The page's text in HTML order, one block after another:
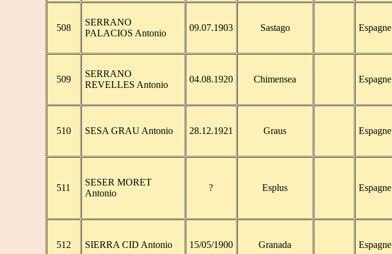
508
SERRANO
PALACIOS Antonio
09.07.1903 Sastago Espagne
509
SERRANO
REVELLES Antonio
04.08.1920 Chimensea Espagne
510 SESA GRAU Antonio 28.12.1921 Graus Espagne
511
SESER MORET
Antonio
? Esplus Espagne
512 SIERRA CID Antonio 15/05/1900 Granada Espagne